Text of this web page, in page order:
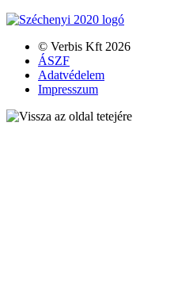
© Verbis Kft 2026
ÁSZF
Adatvédelem
Impresszum